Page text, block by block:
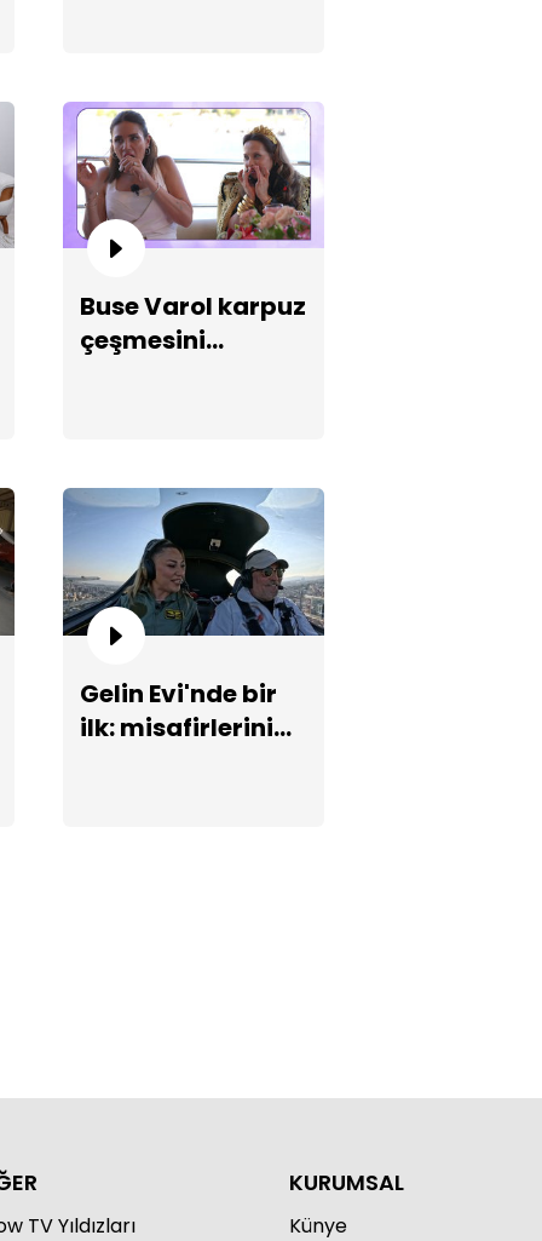
eşliğinde sıradışı
Varol'un duygusal anları...
Buse Varol karpuz
çeşmesini
Gelin Evi'nde bir
ilk: misafirlerini
TV Yıldızları
KURUMSAL
Künye